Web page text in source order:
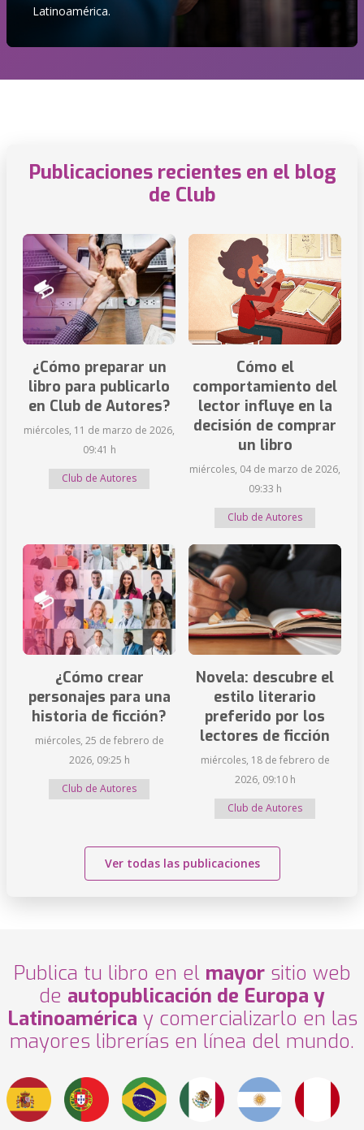
Latinoamérica.
Publicaciones recientes en el blog
de Club
¿Cómo preparar un
libro para publicarlo
en Club de Autores?
miércoles, 11 de marzo de 2026,
09:41 h
Club de Autores
Cómo el
comportamiento del
lector influye en la
decisión de comprar
un libro
miércoles, 04 de marzo de 2026,
09:33 h
Club de Autores
¿Cómo crear
personajes para una
historia de ficción?
miércoles, 25 de febrero de
2026, 09:25 h
Club de Autores
Novela: descubre el
estilo literario
preferido por los
lectores de ficción
miércoles, 18 de febrero de
2026, 09:10 h
Club de Autores
Ver todas las publicaciones
Publica tu libro en el mayorsitio web
de autopublicación de Europa y
Latinoamérica y comercializarlo en las
mayores librerías en línea del mundo.